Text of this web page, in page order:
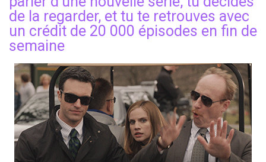
de la regarder, et tu te retrouves avec
un crédit de 20 000 épisodes en fin de
semaine